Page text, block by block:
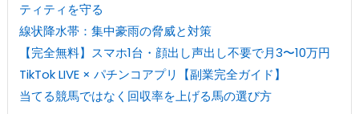
ティティを守る
線状降水帯：集中豪雨の脅威と対策
【完全無料】スマホ1台・顔出し声出し不要で月3〜10万円
TikTok LIVE × パチンコアプリ【副業完全ガイド】
当てる競馬ではなく回収率を上げる馬の選び方